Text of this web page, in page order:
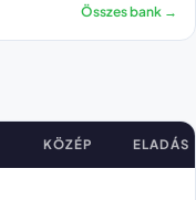
Összes bank →
KÖZÉP ELADÁS